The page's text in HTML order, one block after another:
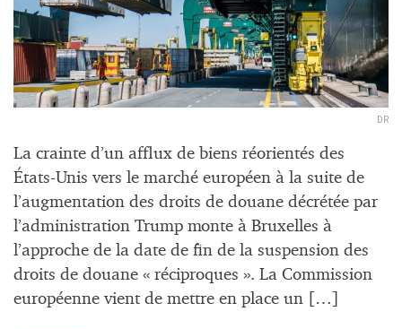
DR
La crainte d’un afflux de biens réorientés des
États-Unis vers le marché européen à la suite de
l’augmentation des droits de douane décrétée par
l’administration Trump monte à Bruxelles à
l’approche de la date de fin de la suspension des
droits de douane « réciproques ». La Commission
européenne vient de mettre en place un […]